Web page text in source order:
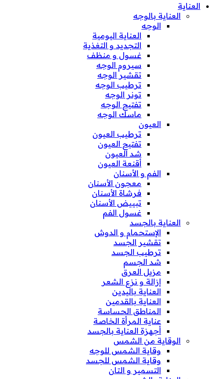
العناية
العناية بالوجه
الوجه
العناية اليومية
التجديد و التغذية
غسول و منظف
سيروم الوجه
تقشير الوجه
ترطيب الوجه
تونر الوجه
تفتيح الوجه
ماسك الوجه
العيون
ترطيب العيون
تفتيح العيون
شد العيون
أقنعة العيون
الفم و الأسنان
معجون الأسنان
فرشاة الأسنان
تبييض الأسنان
غسول الفم
العناية بالجسد
الإستحمام و الدوش
تقشير الجسد
ترطيب الجسد
شد الجسم
مزيل العرق
إزالة و نزع الشعر
العناية باليدين
العناية بالقدمين
المناطق الحساسة
عناية المرأة الخاصة
أجهزة العناية بالجسد
الوقاية من الشمس
وقاية الشمس للوجه
وقاية الشمس للجسد
التسمير و التان